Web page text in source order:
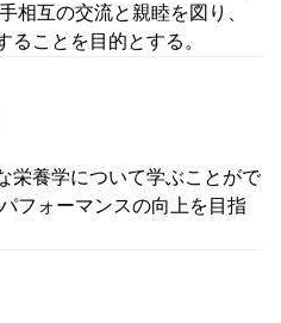
相互の交流と親睦を図り、
ることを目的とする。
栄養学について学ぶことがで
フォーマンスの向上を目指